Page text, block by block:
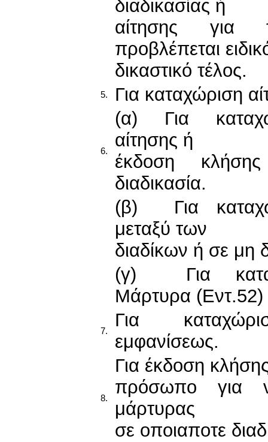
διαδικασίας ή
αίτησης για
προβλέπεται
δικαστικό τέλος.
5. Για καταχώριση
6.
(α) Για
αίτησης ή
έκδοση
διαδικασία.
(β) Για
μεταξύ των
διαδίκων ή σε μη
(γ) Για
Μάρτυρα (Εντ.52)
7.
Για
εμφανίσεως.
8.
Για έκδοση
πρόσωπο για
μάρτυρας
σε οποιαποτε